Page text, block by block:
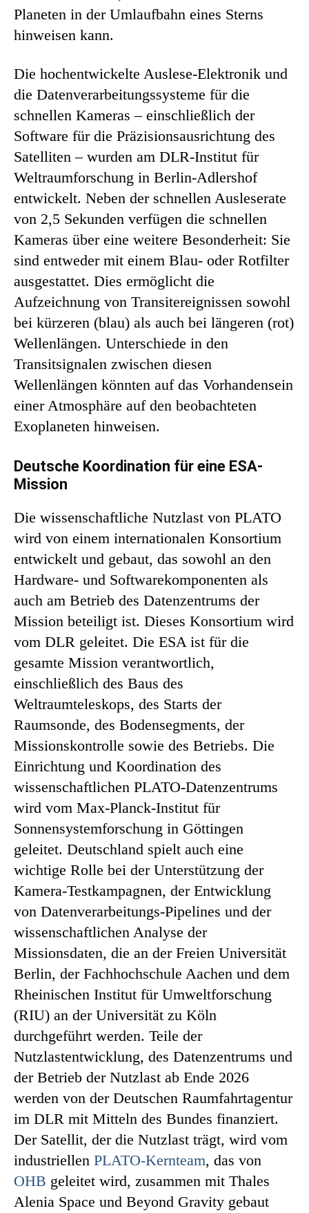
Planeten in der Umlaufbahn eines Sterns
hinweisen kann.
Die hochentwickelte Auslese-Elektronik und
die Datenverarbeitungssysteme für die
schnellen Kameras – einschließlich der
Software für die Präzisionsausrichtung des
Satelliten – wurden am DLR-Institut für
Weltraumforschung in Berlin-Adlershof
entwickelt. Neben der schnellen Ausleserate
von 2,5 Sekunden verfügen die schnellen
Kameras über eine weitere Besonderheit: Sie
sind entweder mit einem Blau- oder Rotfilter
ausgestattet. Dies ermöglicht die
Aufzeichnung von Transitereignissen sowohl
bei kürzeren (blau) als auch bei längeren (rot)
Wellenlängen. Unterschiede in den
Transitsignalen zwischen diesen
Wellenlängen könnten auf das Vorhandensein
einer Atmosphäre auf den beobachteten
Exoplaneten hinweisen.
Deutsche Koordination für eine ESA-
Mission
Die wissenschaftliche Nutzlast von PLATO
wird von einem internationalen Konsortium
entwickelt und gebaut, das sowohl an den
Hardware- und Softwarekomponenten als
auch am Betrieb des Datenzentrums der
Mission beteiligt ist. Dieses Konsortium wird
vom DLR geleitet. Die ESA ist für die
gesamte Mission verantwortlich,
einschließlich des Baus des
Weltraumteleskops, des Starts der
Raumsonde, des Bodensegments, der
Missionskontrolle sowie des Betriebs. Die
Einrichtung und Koordination des
wissenschaftlichen PLATO-Datenzentrums
wird vom Max-Planck-Institut für
Sonnensystemforschung in Göttingen
geleitet. Deutschland spielt auch eine
wichtige Rolle bei der Unterstützung der
Kamera-Testkampagnen, der Entwicklung
von Datenverarbeitungs-Pipelines und der
wissenschaftlichen Analyse der
Missionsdaten, die an der Freien Universität
Berlin, der Fachhochschule Aachen und dem
Rheinischen Institut für Umweltforschung
(RIU) an der Universität zu Köln
durchgeführt werden. Teile der
Nutzlastentwicklung, des Datenzentrums und
der Betrieb der Nutzlast ab Ende 2026
werden von der Deutschen Raumfahrtagentur
im DLR mit Mitteln des Bundes finanziert.
Der Satellit, der die Nutzlast trägt, wird vom
industriellen PLATO-Kernteam, das von
OHB geleitet wird, zusammen mit Thales
Alenia Space und Beyond Gravity gebaut